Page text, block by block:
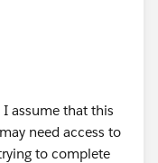
assume that this
need access to
to complete